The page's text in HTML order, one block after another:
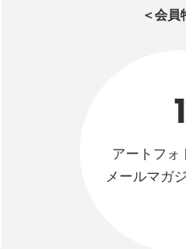
＜会員
1
アートフォ
メールマガ